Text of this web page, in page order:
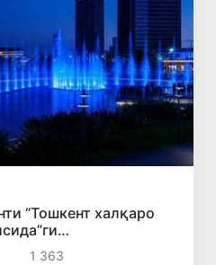
“Тошкент халқаро
имзолади
1 363